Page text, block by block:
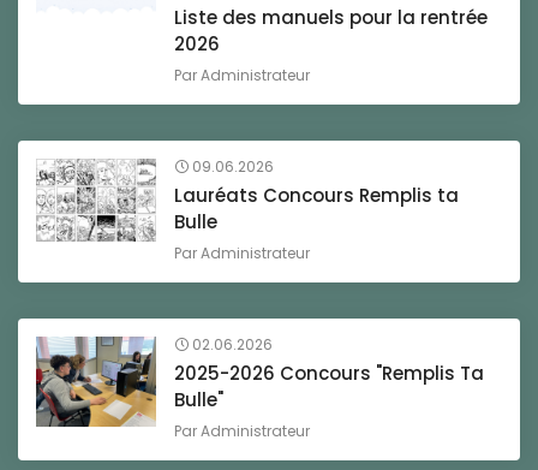
Liste des manuels pour la rentrée
2026
ParAdministrateur
09.06.2026
Lauréats Concours Remplis ta
Bulle
ParAdministrateur
02.06.2026
2025-2026 Concours "Remplis Ta
Bulle"
ParAdministrateur